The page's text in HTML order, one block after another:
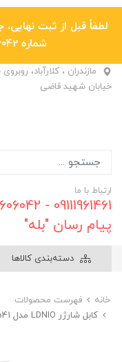
لطفاً قبل از ثبت
شماره 6042 5460 011 تماس بگیرید.
مازندران ، کلارآباد،
خیابان شهید قاضی
ارتباط با ما
پیام رسان "بله"
دسته‌بندی کالاها
خانه
فهرست محصولات
کابل شارژر LDNIO مدل LS541 مناسب میکرو